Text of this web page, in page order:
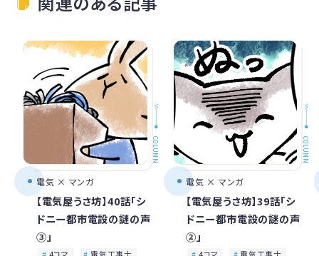
COLUMN
電気 × マンガ
【電気屋うさ坊】40話「シ
ドニー都市電設の謎の声
③」
COLUMN
電気 × マンガ
【電気屋うさ坊】39話「シ
ドニー都市電設の謎の声
②」